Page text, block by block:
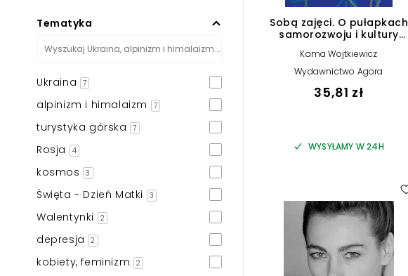
Tematyka
Ukraina 7
alpinizm i himalaizm 7
turystyka górska 7
Rosja 4
kosmos 3
Święta - Dzień Matki 3
Walentynki 2
depresja 2
kobiety, feminizm 2
Sobą zajęci. O pułapkach
samorozwoju i kultury
Kama Wojtkiewicz
Wydawnictwo Agora
35,81 zł
WYSYŁAMY W 24H